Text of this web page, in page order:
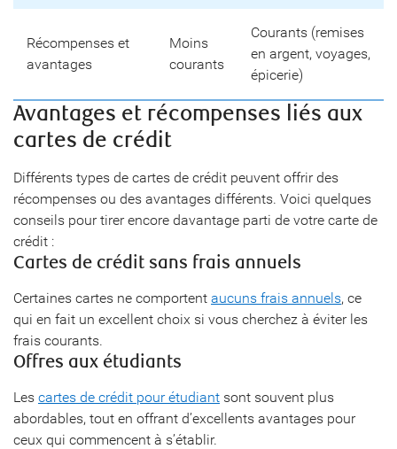
Récompenses et
avantages
Moins
courants
Courants (remises
en argent, voyages,
épicerie)
Avantages et récompenses liés aux
cartes de crédit
Différents types de cartes de crédit peuvent offrir des
récompenses ou des avantages différents. Voici quelques
conseils pour tirer encore davantage parti de votre carte de
crédit :
Cartes de crédit sans frais annuels
Certaines cartes ne comportent aucuns frais annuels, ce
qui en fait un excellent choix si vous cherchez à éviter les
frais courants.
Offres aux étudiants
Les cartes de crédit pour étudiant sont souvent plus
abordables, tout en offrant d’excellents avantages pour
ceux qui commencent à s’établir.